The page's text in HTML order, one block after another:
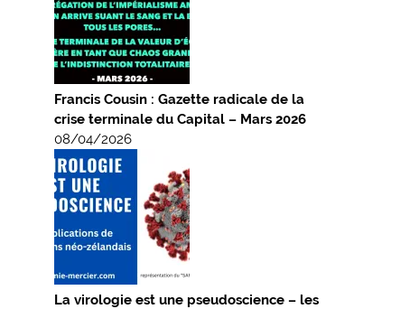
Francis Cousin : Gazette radicale de la
crise terminale du Capital – Mars 2026
08/04/2026
La virologie est une pseudoscience – les